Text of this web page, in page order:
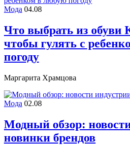
Мода 04.08
Что выбрать из обуви
чтобы гулять с
погоду
Маргарита Храмцова
Мода 02.08
Модный обзор:
новинки брендов